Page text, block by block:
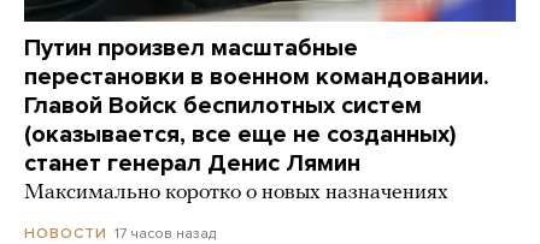
Путин произвел масштабные
перестановки в военном командовании.
Главой Войск беспилотных систем
(оказывается, все еще не созданных)
станет генерал Денис Лямин
Максимально коротко о новых назначениях
НОВОСТИ 17 часов назад